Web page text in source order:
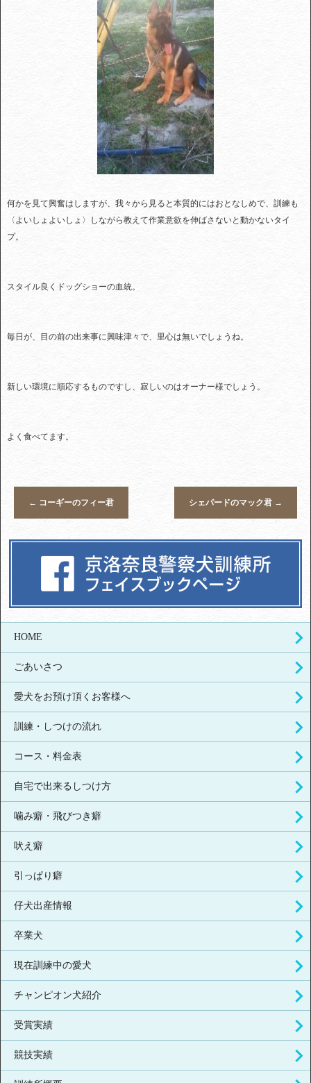
何かを見て興奮はしますが、我々から見ると本質的にはおとなしめで、訓練も
〈よいしょよいしょ〉しながら教えて作業意欲を伸ばさないと動かないタイ
プ。
スタイル良くドッグショーの血統。
毎日が、目の前の出来事に興味津々で、里心は無いでしょうね。
新しい環境に順応するものですし、寂しいのはオーナー様でしょう。
よく食べてます。
← コーギーのフィー君 シェパードのマック君 →
HOME
ごあいさつ
愛犬をお預け頂くお客様へ
訓練・しつけの流れ
コース・料金表
自宅で出来るしつけ方
噛み癖・飛びつき癖
吠え癖
引っぱり癖
仔犬出産情報
卒業犬
現在訓練中の愛犬
チャンピオン犬紹介
受賞実績
競技実績